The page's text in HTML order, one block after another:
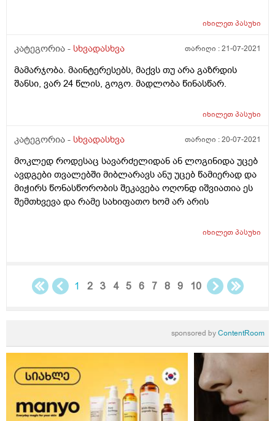
იხილეთპასუხი
კატეგორია - სხვადასხვა თარიღი :21-07-2021
მამარჯობა. მაინტერესებს, მაქვს თუ არა გაზრდის
შანსი, ვარ 24 წლის, გოგო. მადლობა წინასწარ.
იხილეთპასუხი
კატეგორია - სხვადასხვა თარიღი :20-07-2021
მოკლედ როდესაც სავარძელიდან ან ლოგინიდა უცებ
ავდგები თვალებში მიბლარავს ანუ უცებ წამიერად და
მიჭირს წონასწორობის შეკავება ოღონდ იშვიათია ეს
შემთხვევა და რამე სახიფათო ხომ არ არის
იხილეთპასუხი
1 2 3 4 5 6 7 8 9 10
sponsored byContentRoom